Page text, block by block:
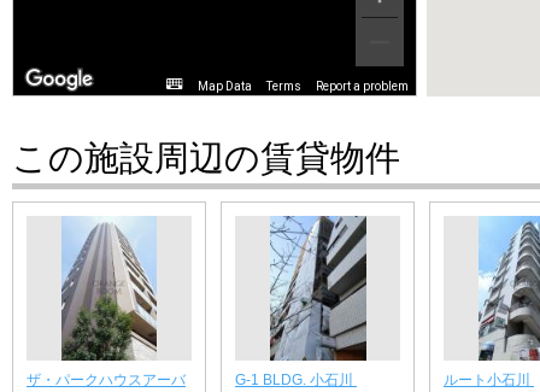
Map Data Terms Report a problem
この施設周辺の賃貸物件
ザ・パークハウスアーバ
G-1 BLDG. 小石川
ルート小石川